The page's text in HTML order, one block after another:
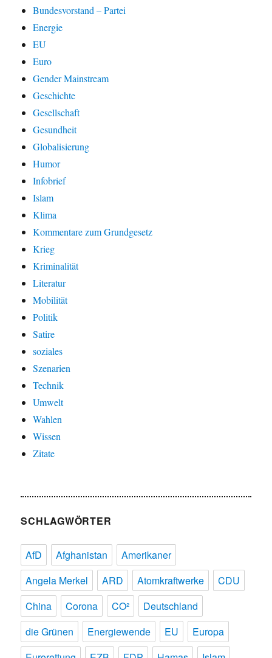
Bundesvorstand – Partei
Energie
EU
Euro
Gender Mainstream
Geschichte
Gesellschaft
Gesundheit
Globalisierung
Humor
Infobrief
Islam
Klima
Kommentare zum Grundgesetz
Krieg
Kriminalität
Literatur
Mobilität
Politik
Satire
soziales
Szenarien
Technik
Umwelt
Wahlen
Wissen
Zitate
SCHLAGWÖRTER
AfD Afghanistan
Amerikaner
Angela Merkel
ARD Atomkraftwerke
CDU
China
Corona CO²
Deutschland
die Grünen
Energiewende EU
Europa